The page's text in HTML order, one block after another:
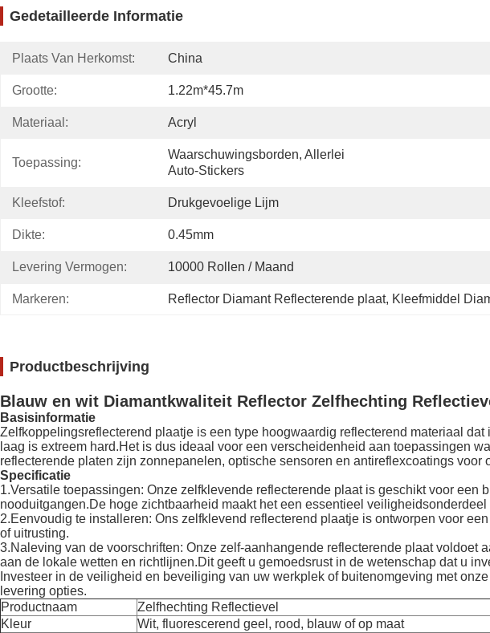
Gedetailleerde Informatie
Plaats Van Herkomst: China
Grootte: 1.22m*45.7m
Materiaal: Acryl
Toepassing:
Waarschuwingsborden, Allerlei
Auto-Stickers
Kleefstof: Drukgevoelige Lijm
Dikte: 0.45mm
Levering Vermogen: 10000 Rollen / Maand
Markeren: Reflector Diamant Reflecterende plaat, Kleefmiddel
Productbeschrijving
Blauw en wit Diamantkwaliteit Reflector Zelfhechting
Basisinformatie
Zelfkoppelingsreflecterend plaatje is een type hoogwaardig reflecterend materiaal
laag is extreem hard.Het is dus ideaal voor een verscheidenheid aan toepassingen
reflecterende platen zijn zonnepanelen, optische sensoren en antireflexcoatings voor
Specificatie
1.Versatile toepassingen: Onze zelfklevende reflecterende plaat is geschikt voor
nooduitgangen.De hoge zichtbaarheid maakt het een essentieel
2.Eenvoudig te installeren: Ons zelfklevend reflecterend plaatje is ontworpen voor
of uitrusting.
3.Naleving van de voorschriften: Onze zelf-aanhangende reflecterende plaat
aan de lokale wetten en richtlijnen.Dit geeft u gemoedsrust in de wetenschap dat u
Investeer in de veiligheid en beveiliging van uw werkplek of buitenomgeving met
levering opties.
Productnaam
Zelfhechting Reflectievel
Kleur
Wit, fluorescerend geel, rood, blauw of op maat